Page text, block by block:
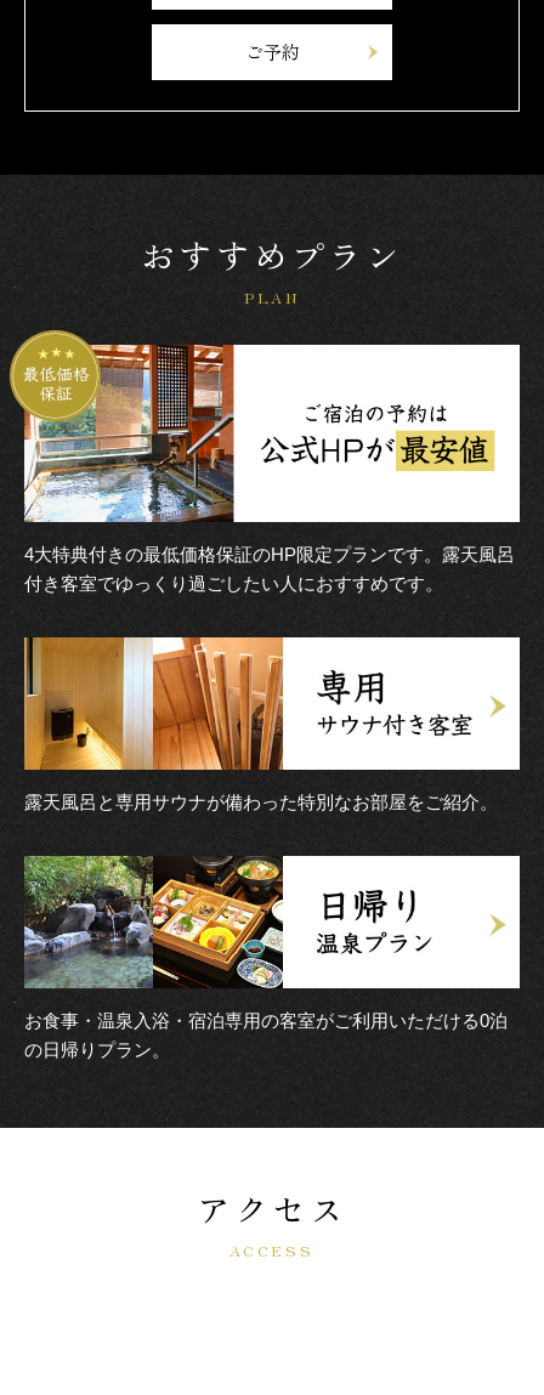
ご予約
おすすめプラン
PLAN
4大特典付きの最低価格保証のHP限定プランです。露天風呂
付き客室でゆっくり過ごしたい人におすすめです。
露天風呂と専用サウナが備わった特別なお部屋をご紹介。
お食事・温泉入浴・宿泊専用の客室がご利用いただける0泊
の日帰りプラン。
アクセス
ACCESS